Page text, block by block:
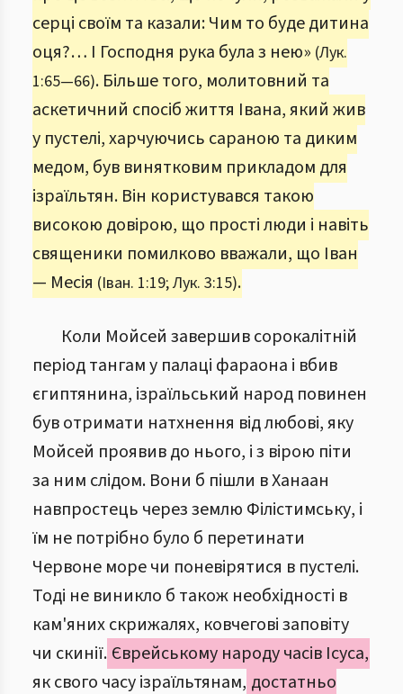
серці своїм та казали: Чим то буде дитина
оця?… І Господня рука була з нею» (Лук.
1:65—66). Більше того, молитовний та
аскетичний спосіб життя Івана, який жив
у пустелі, харчуючись сараною та диким
медом, був винятковим прикладом для
ізраїльтян. Він користувався такою
високою довірою, що прості люди і навіть
священики помилково вважали, що Іван
— Месія (Іван. 1:19; Лук. 3:15).
Коли Мойсей завершив сорокалітній
період тангам у палаці фараона і вбив
єгиптянина, ізраїльський народ повинен
був отримати натхнення від любові, яку
Мойсей проявив до нього, і з вірою піти
за ним слідом. Вони б пішли в Ханаан
навпростець через землю Філістимську, і
їм не потрібно було б перетинати
Червоне море чи поневірятися в пустелі.
Тоді не виникло б також необхідності в
кам'яних скрижалях, ковчегові заповіту
чи скинії. Єврейському народу часів Ісуса,
як свого часу ізраїльтянам, достатньо